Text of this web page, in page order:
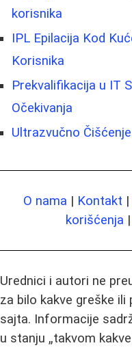
korisnika
IPL Epilacija Kod
Korisnika
Prekvalifikacija u IT
Očekivanja
Ultrazvučno
O nama | Kontakt |
korišćenja |
Urednici i autori ne
za bilo kakve greške
sajta. Informacije
u stanju „takvom